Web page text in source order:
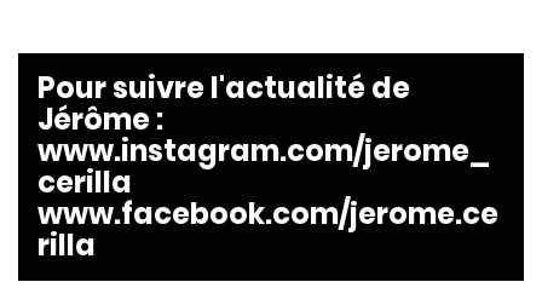
Pour suivre l'actualité de
Jérôme:
www.instagram.com/jerome_
cerilla
www.facebook.com/jerome.ce
rilla